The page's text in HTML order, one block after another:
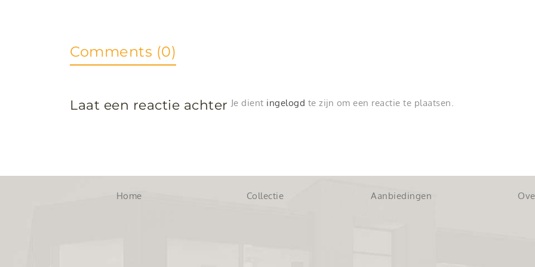
Comments (0)
Laat een reactie achter Je dient ingelogd te zijn om een reactie te plaatsen.
Home Collectie Aanbiedingen